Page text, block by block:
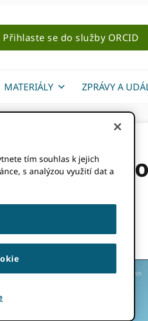
Přihlaste se do služby ORCID
MATERIÁLY ZPRÁVY A
za
tím souhlas k jejich
s analýzou využití dat a